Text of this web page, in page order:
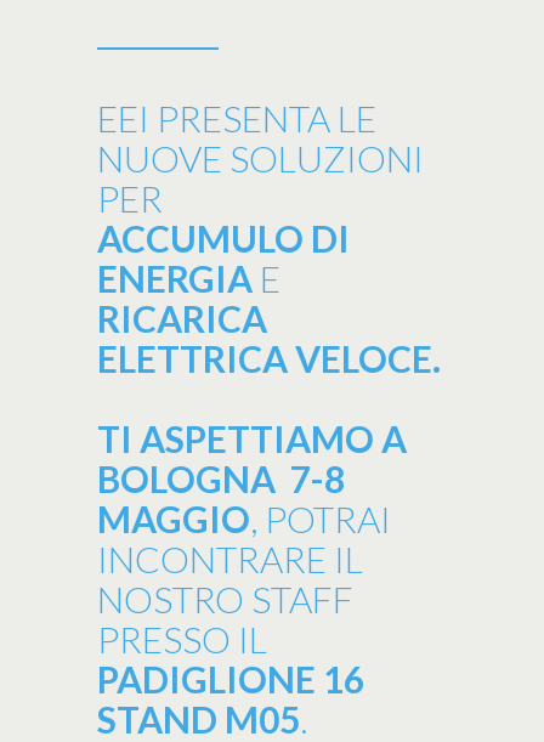
EEI PRESENTA LE
NUOVE SOLUZIONI
PER
ACCUMULO DI
ENERGIA E
RICARICA
ELETTRICA VELOCE.
TI ASPETTIAMO A
BOLOGNA 7-8
MAGGIO, POTRAI
INCONTRARE IL
NOSTRO STAFF
PRESSO IL
PADIGLIONE 16
STAND M05.